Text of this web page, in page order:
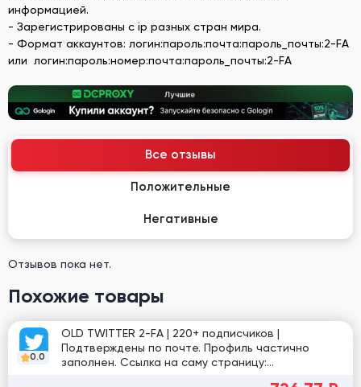
информацией.
- Зарегистрированы с ip разных стран мира.
- Формат аккаунтов: логин:пароль:почта:пароль_почты:2-FA
или логин:пароль:номер:почта:пароль_почты:2-FA
Все отзывы
Положительные
Негативные
Отзывов пока нет.
Похожие товары
0.0
OLD TWITTER 2-FA | 220+ подписчиков |
Подтверждены по почте. Профиль частично
заполнен. Ссылка на саму страницу: